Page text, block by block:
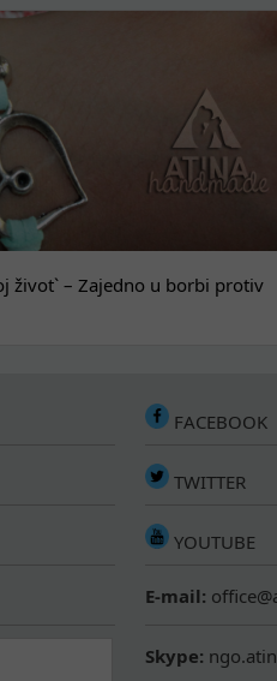
život` – Zajedno u borbi protiv
FACEBOOK
TWITTER
YOUTUBE
E-mail:
Skype: